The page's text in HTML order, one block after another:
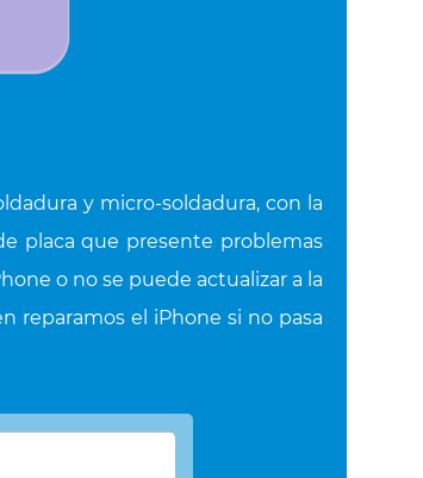
y micro-soldadura, con la
placa que presente problemas
o no se puede actualizar a la
reparamos el iPhone si no pasa